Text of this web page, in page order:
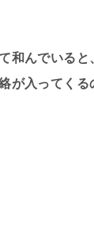
和んでいると
が入ってくる